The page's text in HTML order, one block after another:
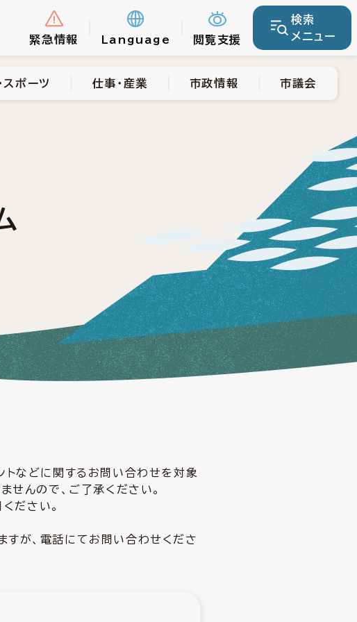
緊急情報 Language 閲覧支援
検索
メニュー
スポーツ 市政情報 市議会
スポーツ 仕事・産業 市政情報 市議会
トなどに関するお問い合わせを対象
せんので、ご了承ください。
ください。
が、電話にてお問い合わせくださ